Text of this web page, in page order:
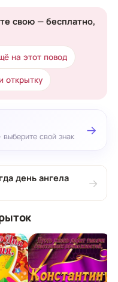
свою — бесплатно,
на этот повод
открытку
свой знак →
день ангела →